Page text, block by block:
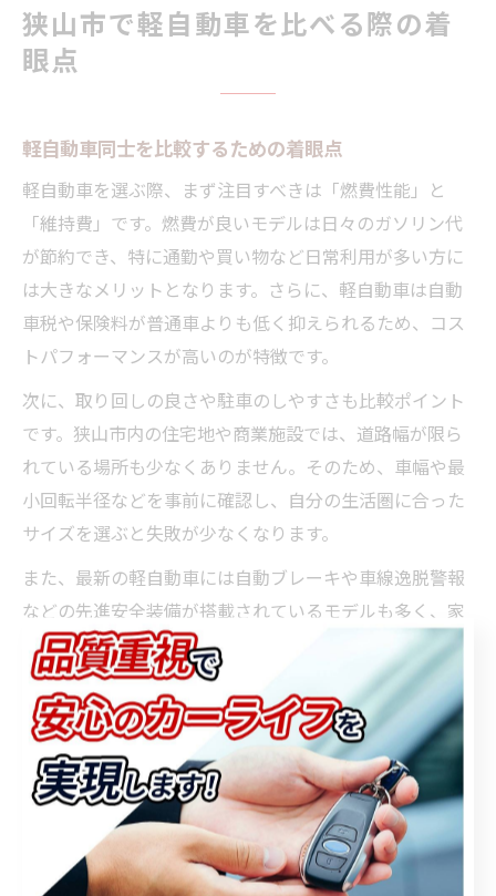
狭山市で軽自動車を比べる際の着
眼点
軽自動車同士を比較するための着眼点
軽自動車を選ぶ際、まず注目すべきは「燃費性能」と
「維持費」です。燃費が良いモデルは日々のガソリン代
が節約でき、特に通勤や買い物など日常利用が多い方に
は大きなメリットとなります。さらに、軽自動車は自動
車税や保険料が普通車よりも低く抑えられるため、コス
トパフォーマンスが高いのが特徴です。
次に、取り回しの良さや駐車のしやすさも比較ポイント
です。狭山市内の住宅地や商業施設では、道路幅が限ら
れている場所も少なくありません。そのため、車幅や最
小回転半径などを事前に確認し、自分の生活圏に合った
サイズを選ぶと失敗が少なくなります。
また、最新の軽自動車には自動ブレーキや車線逸脱警報
などの先進安全装備が搭載されているモデルも多く、家
族で利用する場合や初心者ドライバーには安心材料とな
ります。比較の際は、装備内容や安全性も忘れずにチェ
ックしましょう。
狭山市で軽自動車在庫をチェックする方法
埼玉県狭山市で軽自動車の在庫を効率的に確認するに
は、インターネット上の中古車情報サイトやメーカー系
ディーラーの公式サイトを活用するのが有効です。カー